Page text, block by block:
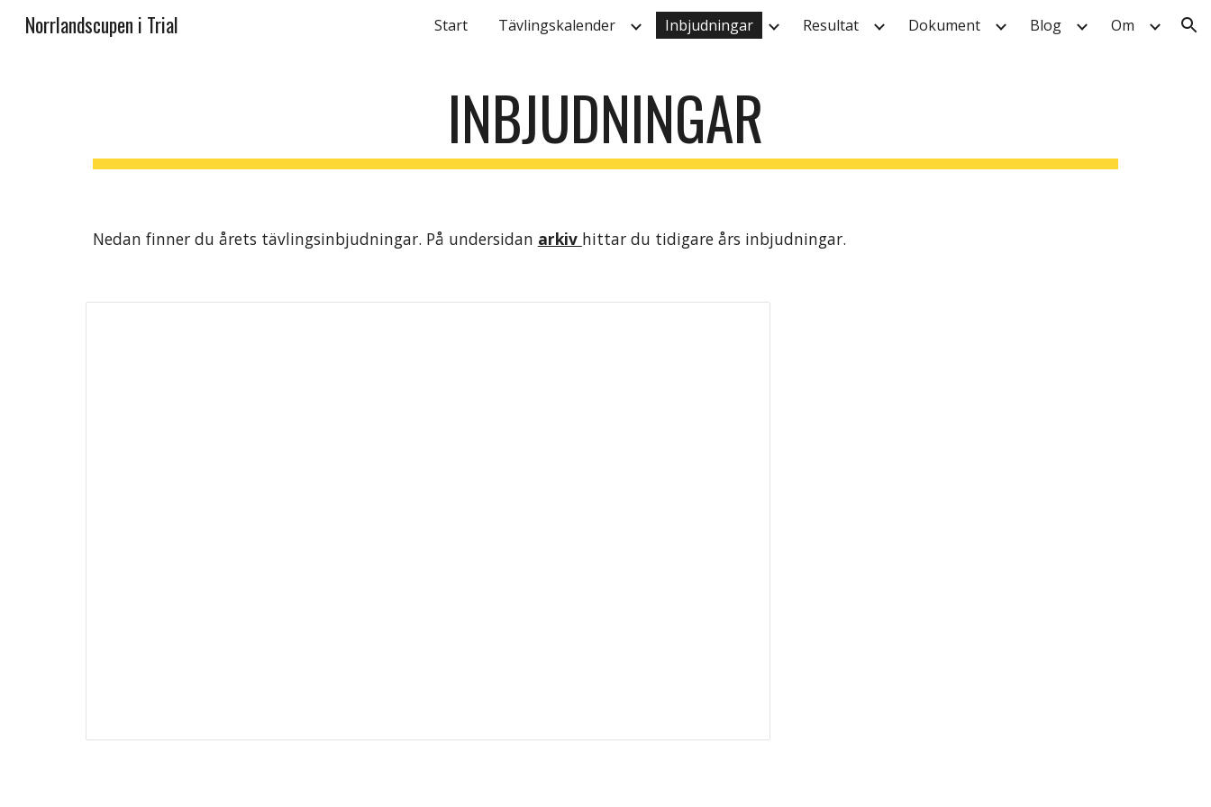
Skip to main content Skip to navigation
Norrlandscupen i Trial Start Tävlingskalender Inbjudningar Resultat Dokument Blog Om
INBJUDNINGAR
Nedan finner du årets tävlingsinbjudningar. På undersidan arkiv hittar du tidigare års inbjudningar.